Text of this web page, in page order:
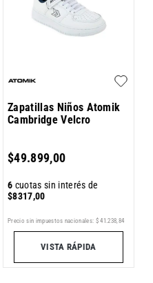
Zapatillas Niños Atomik
Cambridge Velcro
$49.899,00
6 cuotas sin interés de
$8317,00
Precio sin impuestos nacionales: $ 41 .238,84
VISTA RÁPIDA